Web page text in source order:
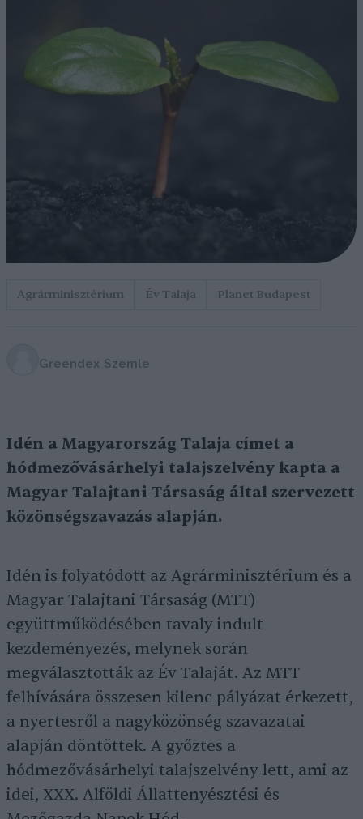
Agrárminisztérium Év Talaja Planet Budapest
Greendex Szemle
Idén a Magyarország Talaja címet a
hódmezővásárhelyi talajszelvény kapta a
Magyar Talajtani Társaság által szervezett
közönségszavazás alapján.
Idén is folyatódott az Agrárminisztérium és a
Magyar Talajtani Társaság (MTT)
együttműködésében tavaly indult
kezdeményezés, melynek során
megválasztották az Év Talaját. Az MTT
felhívására összesen kilenc pályázat érkezett,
a nyertesről a nagyközönség szavazatai
alapján döntöttek. A győztes a
hódmezővásárhelyi talajszelvény lett, ami az
idei, XXX. Alföldi Állattenyésztési és